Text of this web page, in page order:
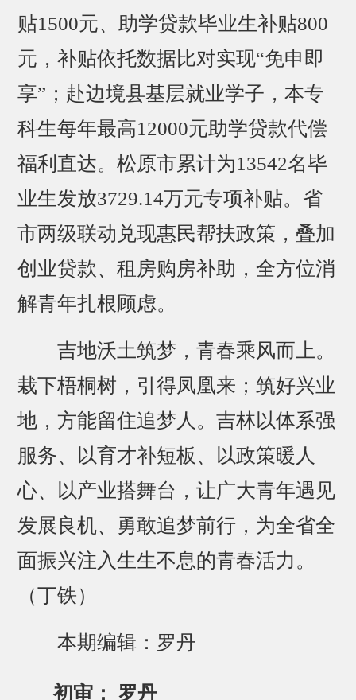
贴1500元、助学贷款毕业生补贴800
元，补贴依托数据比对实现“免申即
享”；赴边境县基层就业学子，本专
科生每年最高12000元助学贷款代偿
福利直达。松原市累计为13542名毕
业生发放3729.14万元专项补贴。省
市两级联动兑现惠民帮扶政策，叠加
创业贷款、租房购房补助，全方位消
解青年扎根顾虑。
吉地沃土筑梦，青春乘风而上。
栽下梧桐树，引得凤凰来；筑好兴业
地，方能留住追梦人。吉林以体系强
服务、以育才补短板、以政策暖人
心、以产业搭舞台，让广大青年遇见
发展良机、勇敢追梦前行，为全省全
面振兴注入生生不息的青春活力。
（丁铁）
本期编辑：罗丹
初审： 罗丹